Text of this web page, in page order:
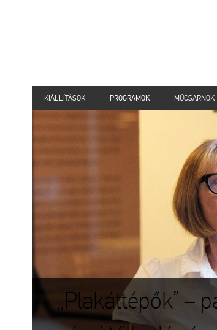
KIÁLLÍTÁSOK PROGRAMOK MŰCSARNOK
„Plakáttépők” –